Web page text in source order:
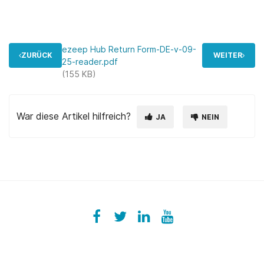
ZURÜCK WEITER
ezeep Hub Return Form-DE-v-09-
25-reader.pdf
(155 KB)
War diese Artikel hilfreich? JA NEIN
Facebook
ezeeplive
Twitter
ezeepLinkedIn
ezeepYouTube